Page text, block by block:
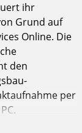
ihr
Grund auf
Online. Die
den
per